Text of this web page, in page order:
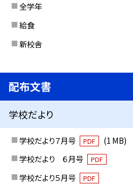
全学年
給食
新校舎
配布文書
学校だより
学校だより７月号 PDF
(1 MB)
学校だより ６月号
PDF
学校だより５月号 PDF